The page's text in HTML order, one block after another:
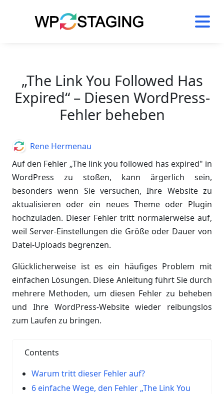
„The Link You Followed Has
Expired“ – Diesen WordPress-
Fehler beheben
Auf den Fehler „The link you followed has expired" in
WordPress zu stoßen, kann ärgerlich sein,
besonders wenn Sie versuchen, Ihre Website zu
aktualisieren oder ein neues Theme oder Plugin
hochzuladen. Dieser Fehler tritt normalerweise auf,
weil Server-Einstellungen die Größe oder Dauer von
Datei-Uploads begrenzen.
Glücklicherweise ist es ein häufiges Problem mit
einfachen Lösungen. Diese Anleitung führt Sie durch
mehrere Methoden, um diesen Fehler zu beheben
und Ihre WordPress-Website wieder reibungslos
zum Laufen zu bringen.
Contents
Warum tritt dieser Fehler auf?
6 einfache Wege, den Fehler „The Link You
AuthorRene Hermenau